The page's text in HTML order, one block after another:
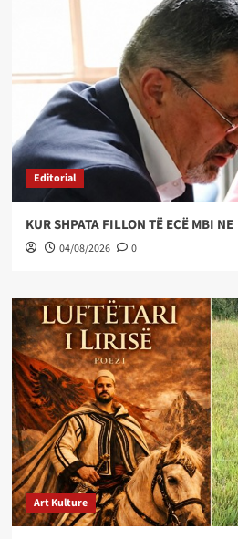
Editorial
KUR SHPATA FILLON TË ECË MBI NE
04/08/2026 0
Art Kulture